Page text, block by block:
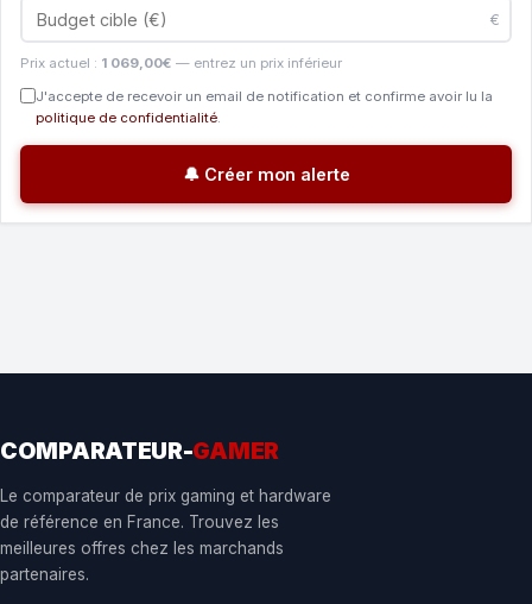
€
Prix actuel : 1 069,00€ — entrez un prix inférieur
J'accepte de recevoir un email de notification et confirme avoir lu la
politique de confidentialité.
🔔 Créer mon alerte
COMPARATEUR-GAMER
Le comparateur de prix gaming et hardware
de référence en France. Trouvez les
meilleures offres chez les marchands
partenaires.